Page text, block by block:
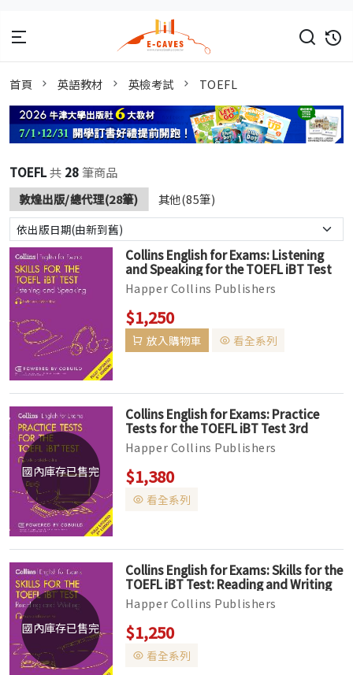
首頁 英語教材 英檢考試 TOEFL
TOEFL共 28筆商品
敦煌出版/總代理(28筆) 其他(85筆)
Collins English for Exams: Listening
and Speaking for the TOEFL iBT Test
3/e (Audio available online)
Happer Collins Publishers
Intermediate to Upper-intermediate
大專院校、社會人士 ‧Collins Skills for
the TOFE...
$1,250
放入購物車 看全系列
國內庫存已售完
Collins English for Exams: Practice
Tests for the TOEFL iBT Test 3rd
Edition (Audio available online)
Happer Collins Publishers
Intermediate to Upper-intermediate
大專院校、社會人士 ‧Collins Skills for
the TOFE...
$1,380
看全系列
國內庫存已售完
Collins English for Exams: Skills for the
TOEFL iBT Test: Reading and Writing
3rd Edition (Audio available online)
Happer Collins Publishers
Intermediate to Upper-intermediate
大專院校、社會人士 ‧Collins Skills for
the TOFE...
$1,250
看全系列